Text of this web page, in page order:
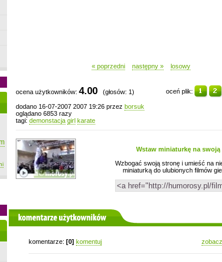
« poprzedni następny » losowy
ocena użytkowników: 4.00 (głosów: 1) oceń plik:
dodano 16-07-2007 2007 19:26 przez borsuk
oglądano 6853 razy
tagi: demonstacja girl karate
Wstaw miniaturkę na swoją
Wzbogać swoją stronę i umieść na
miniaturką do ulubionych filmów
komentarze użytkowników
komentarze: [0] komentuj